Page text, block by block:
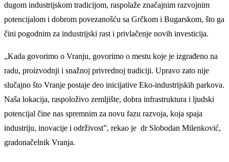
dugom industrijskom tradicijom, raspolaže značajnim razvojnim
potencijalom i dobrom povezanošću sa Grčkom i Bugarskom, što ga
čini pogodnim za industrijski rast i privlačenje novih investicija.
„Kada govorimo o Vranju, govorimo o mestu koje je izgrađeno na
radu, proizvodnji i snažnoj privrednoj tradiciji. Upravo zato nije
slučajno što Vranje postaje deo inicijative Eko-industrijskih parkova.
Naša lokacija, raspoloživo zemljište, dobra infrastruktura i ljudski
potencijal čine nas spremnim za novu fazu razvoja, koja spaja
industriju, inovacije i održivost”, rekao je dr Slobodan Milenković,
gradonačelnik Vranja.